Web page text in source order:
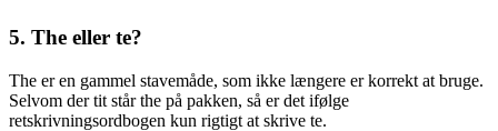
5. The eller te?
The er en gammel stavemåde, som ikke længere er korrekt at bruge.
Selvom der tit står the på pakken, så er det ifølge
retskrivningsordbogen kun rigtigt at skrive te.